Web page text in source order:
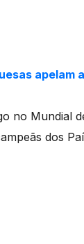
apelam
no Mundial
dos